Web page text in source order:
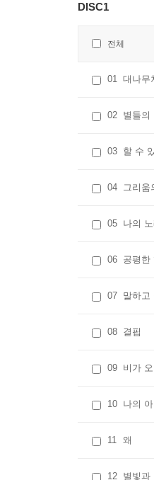
DISC1
전체
01 대나무
02 별들의
03 할 수
04 그리움
05 나의 노
06 공평한
07 말하고
08 결핍
09 비가
10 나의
11 왜
12 별빛과